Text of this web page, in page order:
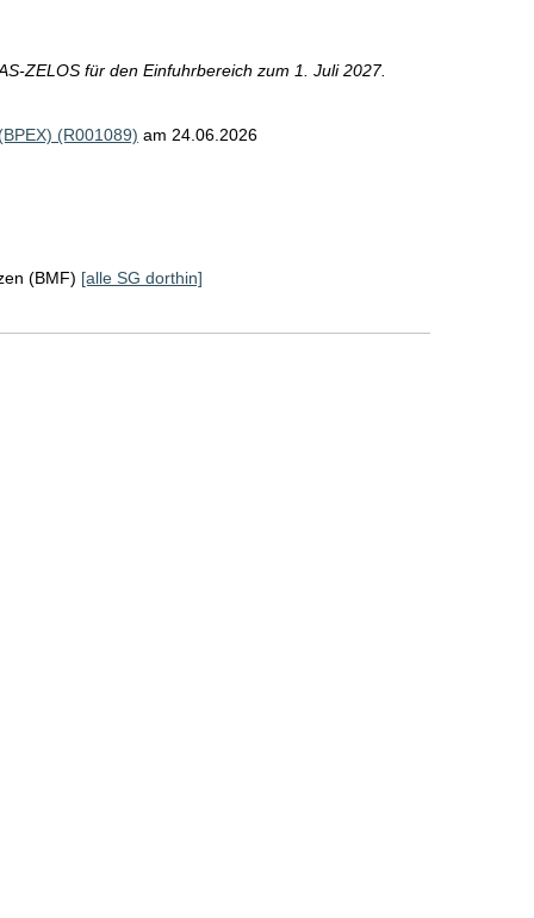
ZELOS für den Einfuhrbereich zum 1. Juli 2027.
(R001089) am 24.06.2026
(BMF) [alle SG dorthin]